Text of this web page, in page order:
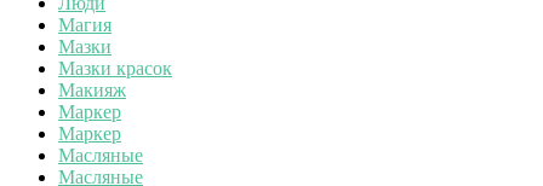
Магия
Мазки
Мазки красок
Макияж
Маркер
Маркер
Масляные
Масляные